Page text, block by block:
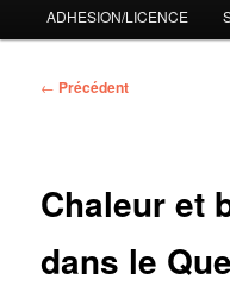
ADHESION/LICENCE
Navigation
← Précédent
Chaleur et
dans le